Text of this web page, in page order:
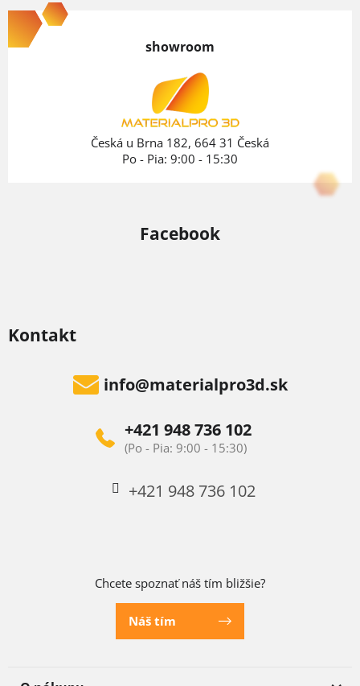
á
p
Kontakt
info@materialpro3d.sk
+421 948 736 102
+421 948 736 102
Chcete spoznať náš tím bližšie?
Náš tím
showroom
Česká u Brna 182, 664 31 Česká
Po - Pia: 9:00 - 15:30
Facebook